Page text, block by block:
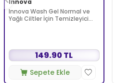
Innova
Innova Wash Gel Normal ve
Yağlı Ciltler İçin Temizleyici
149.90 TL
Sepete Ekle